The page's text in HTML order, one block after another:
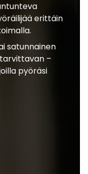
erittäin
satunnainen
–
pyöräsi